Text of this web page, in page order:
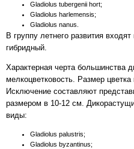
Gladiolus tubergenii hort;
Gladiolus harlemensis;
Gladiolus nanus.
В группу летнего развития
гибридный.
Характерная черта большинства
мелкоцветковость. Размер
Исключение составляют
размером в 10-12 см.
виды:
Gladiolus palustris;
Gladiolus byzantinus;